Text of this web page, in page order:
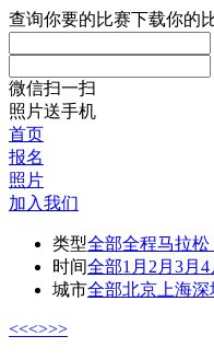
查询你要的比赛下载你的
微信扫一扫
照片送手机
首页
报名
照片
加入我们
类型全部全程马拉松
时间全部1月 2月 3月 4
城市全部北京 上海深
<<<>>>